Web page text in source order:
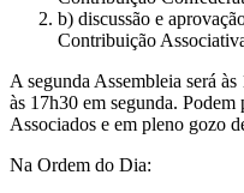
b) discussão e
Contribuição
A segunda Assembleia será
às 17h30 em segunda.
Associados e em pleno gozo
Na Ordem do Dia: